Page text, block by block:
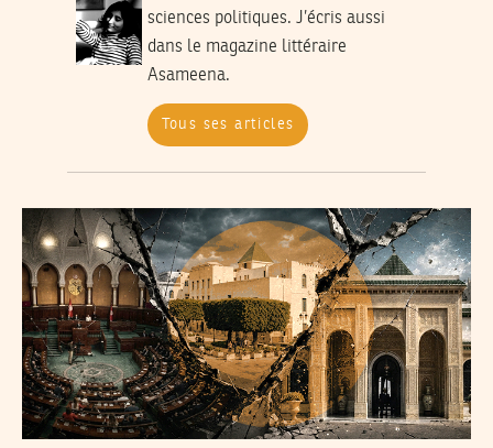
sciences politiques. J’écris aussi
dans le magazine littéraire
Asameena.
Tous ses articles